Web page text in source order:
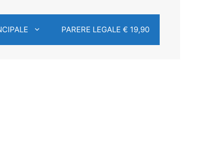
PARERE LEGALE € 19,90